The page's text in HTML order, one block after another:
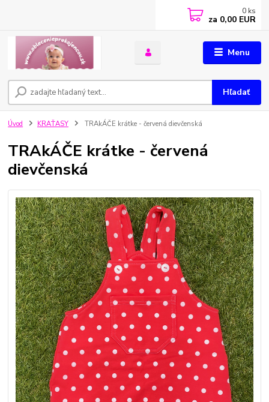
Menu
Hľadať
0 ks
za 0,00 EUR
Úvod KRAŤASY TRAkÁČE krátke - červená dievčenská
TRAkÁČE krátke - červená
dievčenská